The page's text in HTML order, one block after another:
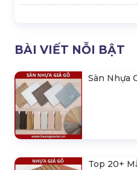
BÀI VIẾT NỖI BẬT
Sàn Nhựa
Top 20+